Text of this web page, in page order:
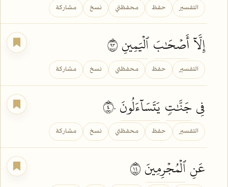
التفسير حفظ محفظتي نسخ مشاركة
إِلَّآأَصۡحَٰبَٱلۡيَمِينِ
التفسير حفظ محفظتي نسخ مشاركة
فِيجَنَّٰتٖ يَتَسَآءَلُونَ
التفسير حفظ محفظتي نسخ مشاركة
عَنِٱلۡمُجۡرِمِينَ